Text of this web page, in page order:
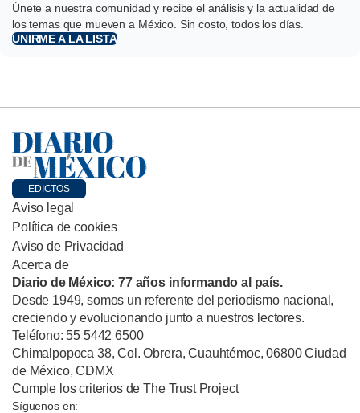
Únete a nuestra comunidad y recibe el análisis y la actualidad de
los temas que mueven a México. Sin costo, todos los días.
UNIRME A LA LISTA
EDICTOS
Aviso legal
Política de cookies
Aviso de Privacidad
Acerca de
Diario de México: 77 años informando al país.
Desde 1949, somos un referente del periodismo nacional,
creciendo y evolucionando junto a nuestros lectores.
Teléfono: 55 5442 6500
Chimalpopoca 38, Col. Obrera, Cuauhtémoc, 06800 Ciudad
de México, CDMX
Cumple los criterios de The Trust Project
Síguenos en: